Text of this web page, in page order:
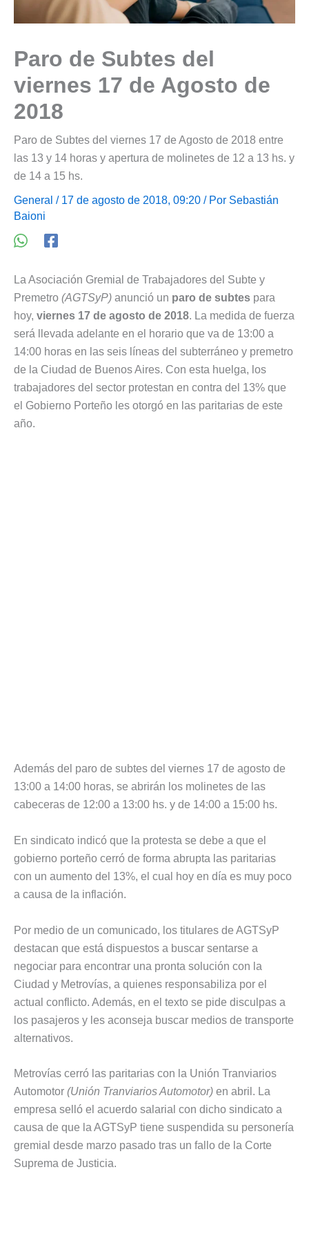
Paro de Subtes del
viernes 17 de Agosto de
2018
Paro de Subtes del viernes 17 de Agosto de 2018 entre
las 13 y 14 horas y apertura de molinetes de 12 a 13 hs. y
de 14 a 15 hs.
General / 17 de agosto de 2018, 09:20 / Por Sebastián
Baioni
La Asociación Gremial de Trabajadores del Subte y
Premetro (AGTSyP) anunció un paro de subtes para
hoy, viernes 17 de agosto de 2018. La medida de fuerza
será llevada adelante en el horario que va de 13:00 a
14:00 horas en las seis líneas del subterráneo y premetro
de la Ciudad de Buenos Aires. Con esta huelga, los
trabajadores del sector protestan en contra del 13% que
el Gobierno Porteño les otorgó en las paritarias de este
año.
Además del paro de subtes del viernes 17 de agosto de
13:00 a 14:00 horas, se abrirán los molinetes de las
cabeceras de 12:00 a 13:00 hs. y de 14:00 a 15:00 hs.
En sindicato indicó que la protesta se debe a que el
gobierno porteño cerró de forma abrupta las paritarias
con un aumento del 13%, el cual hoy en día es muy poco
a causa de la inflación.
Por medio de un comunicado, los titulares de AGTSyP
destacan que está dispuestos a buscar sentarse a
negociar para encontrar una pronta solución con la
Ciudad y Metrovías, a quienes responsabiliza por el
actual conflicto. Además, en el texto se pide disculpas a
los pasajeros y les aconseja buscar medios de transporte
alternativos.
Metrovías cerró las paritarias con la Unión Tranviarios
Automotor (Unión Tranviarios Automotor) en abril. La
empresa selló el acuerdo salarial con dicho sindicato a
causa de que la AGTSyP tiene suspendida su personería
gremial desde marzo pasado tras un fallo de la Corte
Suprema de Justicia.